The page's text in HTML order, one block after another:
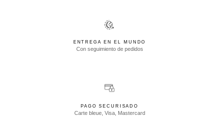
ENTREGA EN EL MUNDO
Con seguimiento de pedidos
PAGO SECURISADO
Carte bleue, Visa, Mastercard